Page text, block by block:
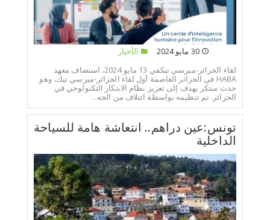
30 مايو 2024
الأخبار
لقاء الجزائر-ميرسي تيكفي 13 مايو 2024، استضاف معهد
HABA في الجزائر العاصمة أول لقاء الجزائر-ميرسي تيك، وهو
حدث مبتكر يهدف إلى تعزيز نظام الابتكار التكنولوجي في
الجزائر. تم تنظيمه بواسطة ائتلاف من الجه...
تونس:عين دراهم.. انتعاشة هامة للسياحة
الداخلية